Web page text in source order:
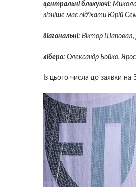
центральні блокуючі: Микола
пізніше має під'їхати Юрій
діагональні: Віктор
ліберо: Олександр Бойко,
Із цього числа до заявки